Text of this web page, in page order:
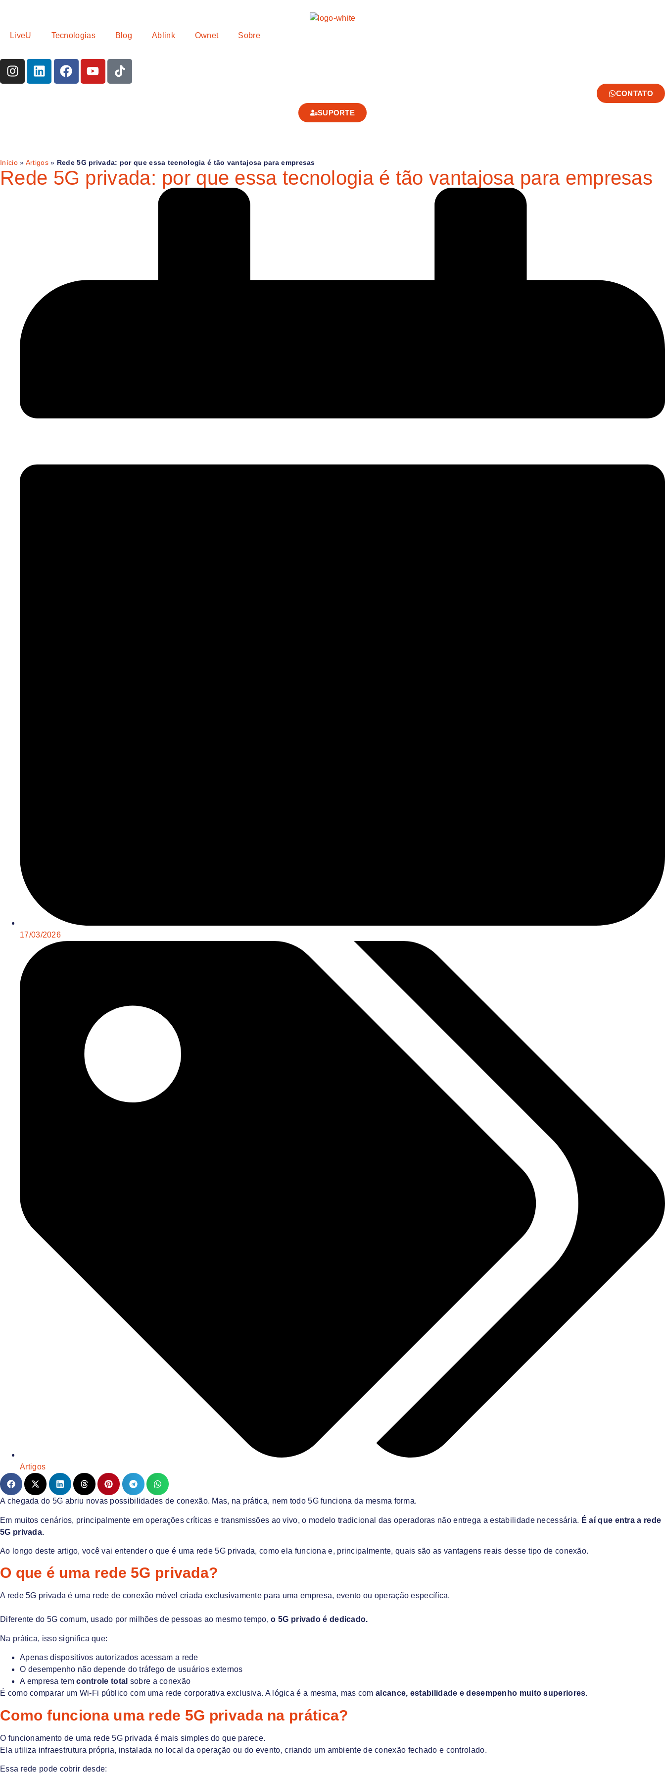
LiveU Tecnologias Blog Ablink Ownet Sobre
CONTATO
SUPORTE
Início» Artigos» Rede 5G privada: por que essa tecnologia é tão vantajosa para empresas
Rede 5G privada: por que essa tecnologia é tão vantajosa para empresas
17/03/2026
Artigos
A chegada do 5G abriu novas possibilidades de conexão. Mas, na prática, nem todo 5G funciona da mesma forma.
Em muitos cenários, principalmente em operações críticas e transmissões ao vivo, o modelo tradicional das operadoras não entrega a estabilidade necessária. É aí que entra a rede
5G privada.
Ao longo deste artigo, você vai entender o que é uma rede 5G privada, como ela funciona e, principalmente, quais são as vantagens reais desse tipo de conexão.
O que é uma rede 5G privada?
A rede 5G privada é uma rede de conexão móvel criada exclusivamente para uma empresa, evento ou operação específica.
Diferente do 5G comum, usado por milhões de pessoas ao mesmo tempo, o 5G privado é dedicado.
Na prática, isso significa que:
Apenas dispositivos autorizados acessam a rede
O desempenho não depende do tráfego de usuários externos
A empresa temcontrole total sobre a conexão
É como comparar um Wi-Fi público com uma rede corporativa exclusiva. A lógica é a mesma, mas comalcance, estabilidade e desempenho muito superiores.
Como funciona uma rede 5G privada na prática?
O funcionamento de uma rede 5G privada é mais simples do que parece.
Ela utiliza infraestrutura própria, instalada no local da operação ou do evento, criando um ambiente de conexão fechado e controlado.
Essa rede pode cobrir desde: